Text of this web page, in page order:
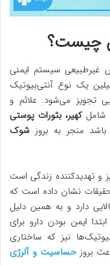
چیست؟
غیرطبیعی سیستم ایمنی
یک نوع آنتی‌بیوتیک
تجویز می‌شود. علائم و
شامل کهیر، بثورات پوستی
منجر به بروز شوک
تهدیدکننده زندگی است
نشان داده است که
دارد و به همین دلیل
ایمن بودن دارو برای
نیز که ساختاری
بروزحساسیت و آلرژی